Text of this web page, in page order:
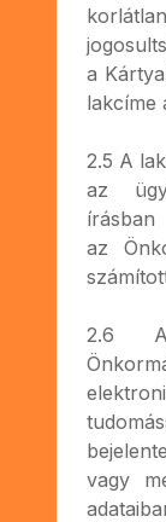
a
lakcíme
2.5 A
az
írásban
az
2.6 A
vagy